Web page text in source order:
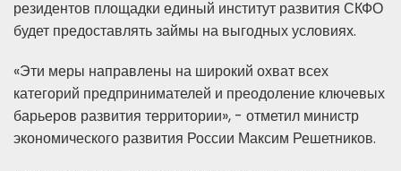
резидентов площадки единый институт развития СКФО
будет предоставлять займы на выгодных условиях.
«Эти меры направлены на широкий охват всех
категорий предпринимателей и преодоление ключевых
барьеров развития территории», - отметил министр
экономического развития России Максим Решетников.